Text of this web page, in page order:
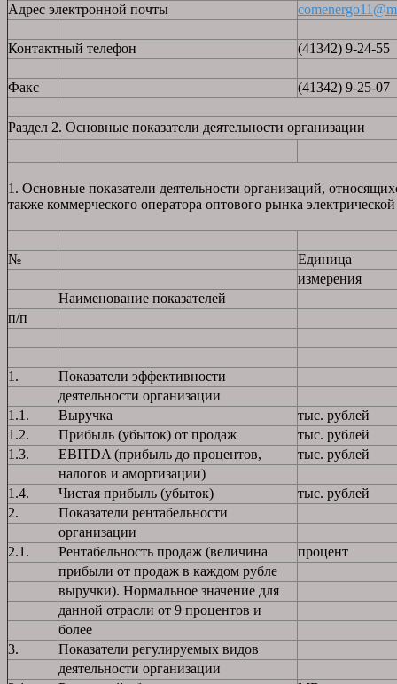
Адрес электронной почты
Контактный телефон (41342) 9-24-55
Факс (41342) 9-25-07
Раздел 2. Основные показатели деятельности организации
1. Основные показатели деятельности организаций,
также коммерческого оператора оптового рынка
№
Единица
измерения
Наименование показателей
п/п
1.
Показатели эффективности
деятельности организации
1.1.
Выручка
тыс. рублей
1.2.
Прибыль (убыток) от продаж
тыс. рублей
1.3.
EBITDA (прибыль до процентов,
тыс. рублей
налогов и амортизации)
1.4.
Чистая прибыль (убыток)
тыс. рублей
2.
Показатели рентабельности
организации
2.1.
Рентабельность продаж (величина
процент
прибыли от продаж в каждом рубле
выручки). Нормальное значение для
данной отрасли от 9 процентов и
более
3.
Показатели регулируемых видов
деятельности организации